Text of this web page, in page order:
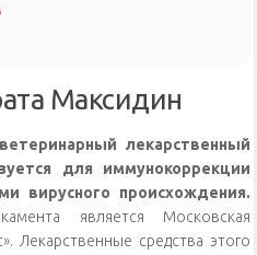
Максидин
лекарственный
для иммунокоррекции
вирусного происхождения.
является Московская
Лекарственные средства этого